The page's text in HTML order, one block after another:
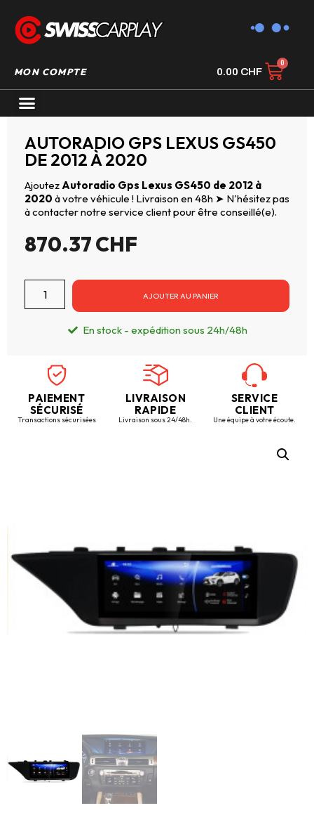
MON COMPTE 0.00 CHF
AUTORADIO GPS LEXUS GS450
DE 2012 À 2020
Ajoutez Autoradio Gps Lexus GS450 de 2012 à
2020 à votre véhicule ! Livraison en 48h ➤ N'hésitez pas
à contacter notre service client pour être conseillé(e).
870.37CHF
AJOUTER AU PANIER
En stock - expédition sous 24h/48h
PAIEMENT
SÉCURISÉ
Transactions sécurisées
LIVRAISON
RAPIDE
Livraison sous 24/48h.
SERVICE
CLIENT
Une équipe à votre écoute.